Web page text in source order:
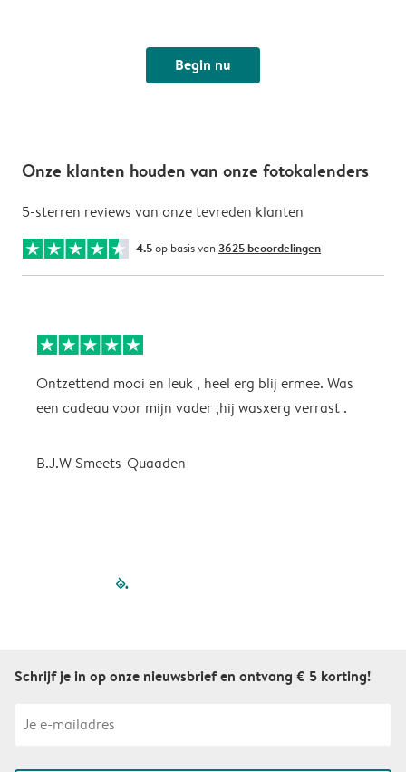
Begin nu
Onze klanten houden van onze fotokalenders
5-sterren reviews van onze tevreden klanten
4.5op basis van 3625 beoordelingen
Ontzettend mooi en leuk , heel erg blij ermee. Was
een cadeau voor mijn vader ,hij wasxerg verrast .
B.J.W Smeets-Quaaden
filled-pagination
Schrijf je in op onze nieuwsbrief en ontvang € 5 korting!